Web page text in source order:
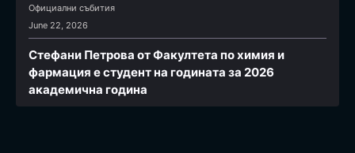
Официални събития
June 22, 2026
Стефани Петрова от Факултета по химия и
фармация e студент на годината за 2026
академична година